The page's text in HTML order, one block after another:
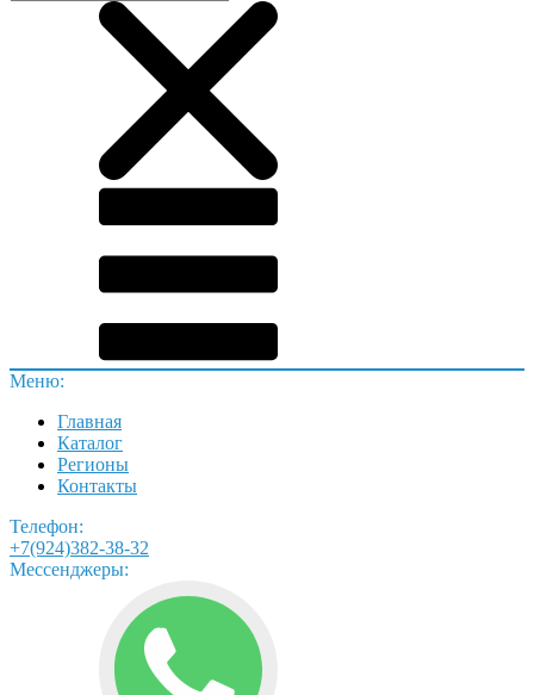
Меню:
Главная
Каталог
Регионы
Контакты
Телефон:
+7(924)382-38-32
Мессенджеры: